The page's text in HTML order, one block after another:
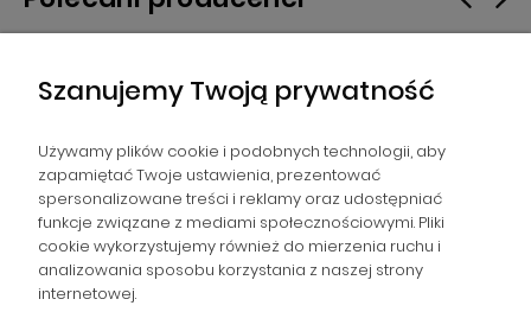
NAWIGACJA
POMOC
Szanujemy Twoją prywatność
Używamy plików cookie i podobnych technologii, aby
zapamiętać Twoje ustawienia, prezentować
spersonalizowane treści i reklamy oraz udostępniać
funkcje związane z mediami społecznościowymi. Pliki
cookie wykorzystujemy również do mierzenia ruchu i
analizowania sposobu korzystania z naszej strony
internetowej.